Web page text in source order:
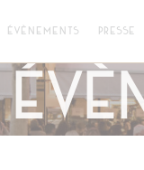
ÉVÈNEMENTS PRESSE